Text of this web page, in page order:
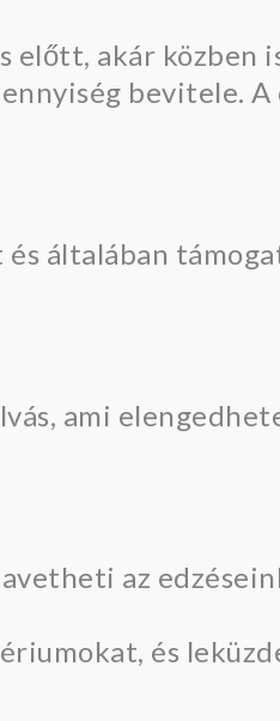
előtt, akár közben
bevitele.
általában
ami
az
és